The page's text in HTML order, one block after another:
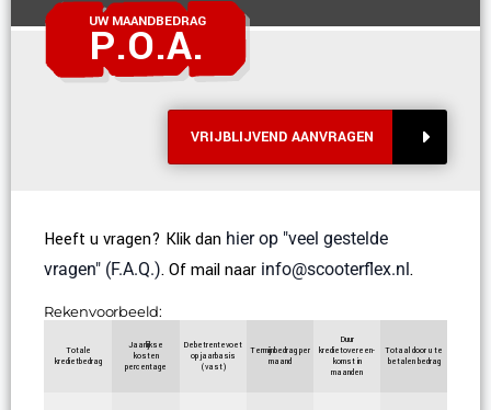
UW MAANDBEDRAG
P.O.A.
VRIJBLIJVEND AANVRAGEN
Heeft u vragen? Klik dan hier op "veel gestelde
vragen" (F.A.Q.). Of mail naar info@scooterflex.nl.
Rekenvoorbeeld:
Totale
kredietbedrag
Jaarlijkse
kosten
percentage
Debetrentevoet
op jaarbasis
(vast)
Termijnbedrag per
maand
Duur
kredietovereen-
komst in
maanden
Totaal door u te
betalen bedrag